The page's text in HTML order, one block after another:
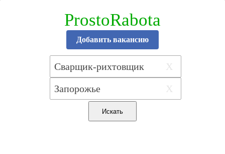
ProstoRabota
Добавить вакансию
X
X